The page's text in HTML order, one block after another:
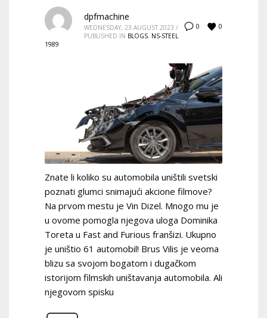
0 0
dpfmachine
WEDNESDAY, 23 AUGUST 2023 /
PUBLISHED IN BLOGS, NS-STEEL
1989
Znate li koliko su automobila uništili svetski
poznati glumci snimajući akcione filmove?
Na prvom mestu je Vin Dizel. Mnogo mu je
u ovome pomogla njegova uloga Dominika
Toreta u Fast and Furious franšizi. Ukupno
je uništio 61 automobil! Brus Vilis je veoma
blizu sa svojom bogatom i dugačkom
istorijom filmskih uništavanja automobila. Ali
njegovom spisku